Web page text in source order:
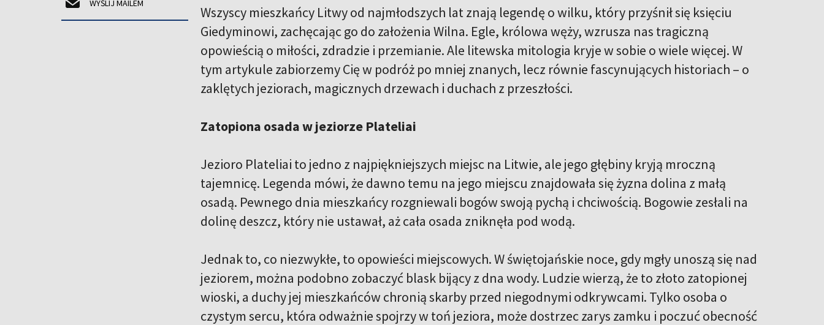
WYŚLIJ MAILEM
Wszyscy mieszkańcy Litwy od najmłodszych lat znają legendę o wilku, który przyśnił się księciu
Giedyminowi, zachęcając go do założenia Wilna. Egle, królowa węży, wzrusza nas tragiczną
opowieścią o miłości, zdradzie i przemianie. Ale litewska mitologia kryje w sobie o wiele więcej. W
tym artykule zabiorzemy Cię w podróż po mniej znanych, lecz równie fascynujących historiach – o
zaklętych jeziorach, magicznych drzewach i duchach z przeszłości.
Zatopiona osada w jeziorze Plateliai
Jezioro Plateliai to jedno z najpiękniejszych miejsc na Litwie, ale jego głębiny kryją mroczną
tajemnicę. Legenda mówi, że dawno temu na jego miejscu znajdowała się żyzna dolina z małą
osadą. Pewnego dnia mieszkańcy rozgniewali bogów swoją pychą i chciwością. Bogowie zesłali na
dolinę deszcz, który nie ustawał, aż cała osada zniknęła pod wodą.
Jednak to, co niezwykłe, to opowieści miejscowych. W świętojańskie noce, gdy mgły unoszą się nad
jeziorem, można podobno zobaczyć blask bijący z dna wody. Ludzie wierzą, że to złoto zatopionej
wioski, a duchy jej mieszkańców chronią skarby przed niegodnymi odkrywcami. Tylko osoba o
czystym sercu, która odważnie spojrzy w toń jeziora, może dostrzec zarys zamku i poczuć obecność